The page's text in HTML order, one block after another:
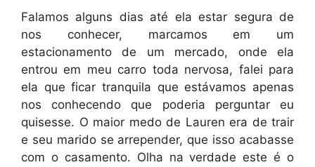
Falamos alguns dias até ela estar segura de
nos conhecer, marcamos em um
estacionamento de um mercado, onde ela
entrou em meu carro toda nervosa, falei para
ela que ficar tranquila que estávamos apenas
nos conhecendo que poderia perguntar eu
quisesse. O maior medo de Lauren era de trair
e seu marido se arrepender, que isso acabasse
com o casamento. Olha na verdade este é o